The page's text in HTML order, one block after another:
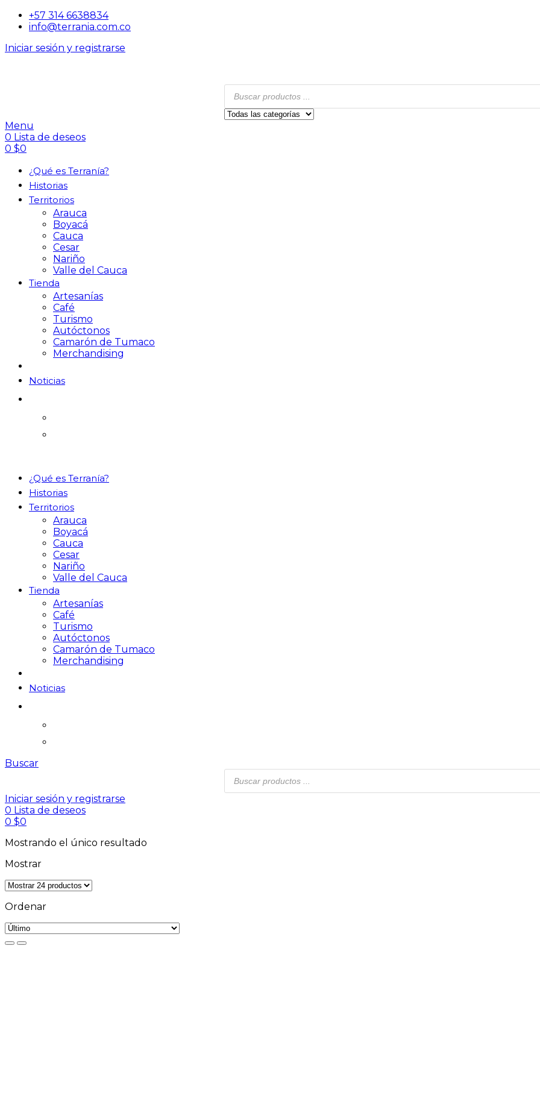
+57 314 6638834
info@terrania.com.co
Iniciar sesión y registrarse
Menu
0 Lista de deseos
0 $0
¿Qué es Terranía?
Historias
Territorios
Arauca
Boyacá
Cauca
Cesar
Nariño
Valle del Cauca
Tienda
Artesanías
Café
Turismo
Autóctonos
Camarón de Tumaco
Merchandising
Noticias
¿Qué es Terranía?
Historias
Territorios
Arauca
Boyacá
Cauca
Cesar
Nariño
Valle del Cauca
Tienda
Artesanías
Café
Turismo
Autóctonos
Camarón de Tumaco
Merchandising
Noticias
Buscar
Iniciar sesión y registrarse
0 Lista de deseos
0 $0
Mostrando el único resultado
Mostrar
Ordenar